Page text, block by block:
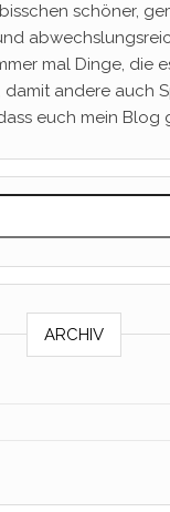
schöner,
mal Dinge, die
andere auch
euch mein Blog
ARCHIV